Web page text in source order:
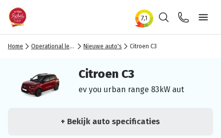
ZoekenContact
Home Operational lease Nieuwe auto's Citroen C3
Citroen C3
ev you urban range 83kW aut
+ Bekijk auto specificaties